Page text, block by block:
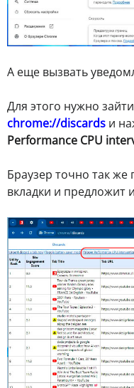
А еще вызвать
Для этого нужно
chrome://discards и
Performance CPU
Браузер точно так
вкладки и предложит